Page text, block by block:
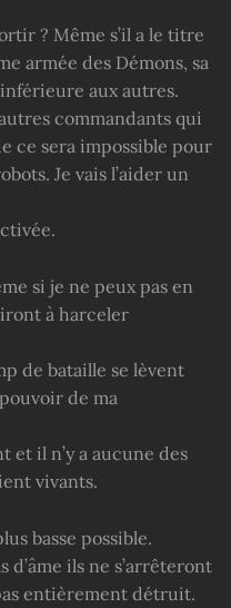
? Même s’il a le titre
armée des Démons, sa
aux autres.
commandants qui
ce sera impossible pour
Je vais l’aider un
si je ne peux pas en
à harceler
de bataille se lèvent
de ma
et il n’y a aucune des
vivants.
basse possible.
d’âme ils ne s’arrêteront
entièrement détruit.